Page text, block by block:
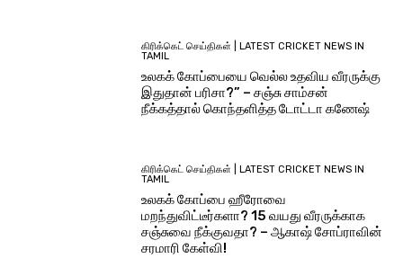
கிரிக்கெட் செய்திகள் | LATEST CRICKET NEWS IN
TAMIL
உலகக் கோப்பையை வெல்ல உதவிய வீரருக்கு
இதுதான் பரிசா?” – சஞ்சு சாம்சன்
நீக்கத்தால் கொந்தளித்த டோட்டா கணேஷ்
கிரிக்கெட் செய்திகள் | LATEST CRICKET NEWS IN
TAMIL
உலகக் கோப்பை ஹீரோவை
மறந்துவிட்டீர்களா? 15 வயது வீரருக்காக
சஞ்சுவை நீக்குவதா? – ஆகாஷ் சோப்ராவின்
சரமாரி கேள்வி!